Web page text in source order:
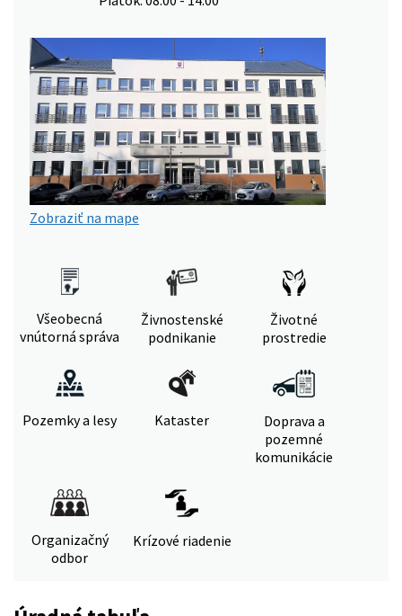
Zobraziť na mape
Všeobecná
vnútorná správa
Živnostenské
podnikanie
Životné
prostredie
Pozemky a lesy Kataster
Doprava a
pozemné
komunikácie
Organizačný
odbor
Krízové riadenie